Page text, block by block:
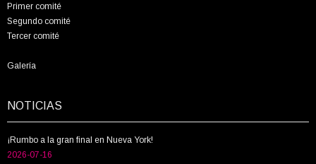
Primer comité
Segundo comité
Tercer comité
Galería
NOTICIAS
¡Rumbo a la gran final en Nueva York!
2026-07-16